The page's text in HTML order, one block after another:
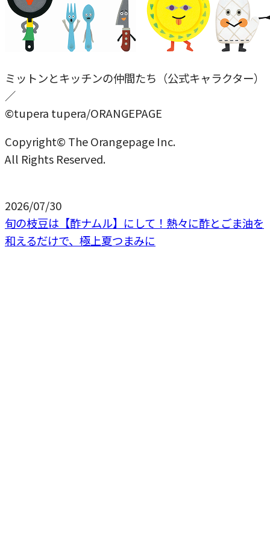
ミットンとキッチンの仲間たち（公式キャラクター）
／
©tupera tupera/ORANGEPAGE
Copyright© The Orangepage Inc.
All Rights Reserved.
2026/07/30
旬の枝豆は【酢ナムル】にして！熱々に酢とごま油を
和えるだけで、極上夏つまみに